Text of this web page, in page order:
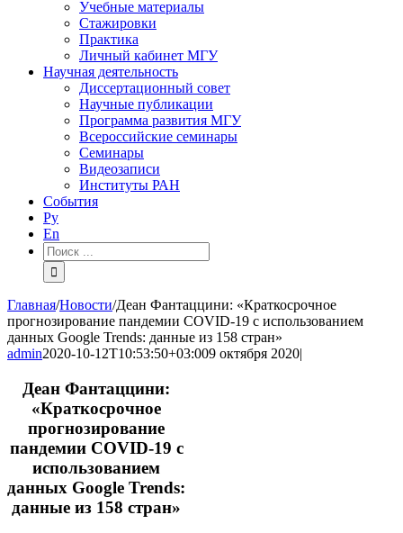
Учебные материалы
Стажировки
Практика
Личный кабинет МГУ
Научная деятельность
Диссертационный совет
Научные публикации
Программа развития МГУ
Всероссийские семинары
Семинары
Видеозаписи
Институты РАН
События
Ру
En
Результат
поиска:
Главная/Новости/Деан Фантаццини: «Краткосрочное
прогнозирование пандемии COVID-19 с использованием
данных Google Trends: данные из 158 стран»
admin2020-10-12T10:53:50+03:009 октября 2020|
Деан Фантаццини:
«Краткосрочное
прогнозирование
пандемии COVID-19 с
использованием
данных Google Trends:
данные из 158 стран»